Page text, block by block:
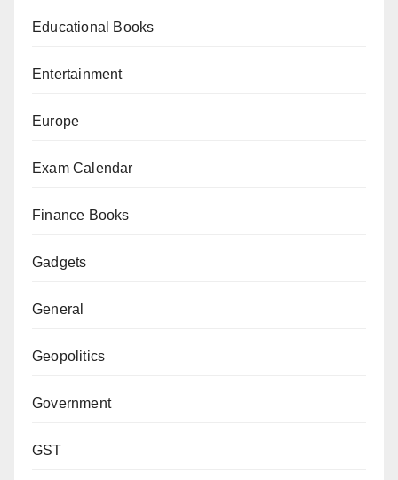
Educational Books
Entertainment
Europe
Exam Calendar
Finance Books
Gadgets
General
Geopolitics
Government
GST